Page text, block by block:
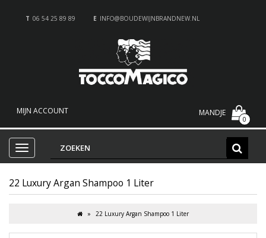
T 06 54 25 89 89 E INFO@BOUDEWIJNBRANDNEW.NL
MIJN ACCOUNT MANDJE
0
22 Luxury Argan Shampoo 1 Liter
22 Luxury Argan Shampoo 1 Liter